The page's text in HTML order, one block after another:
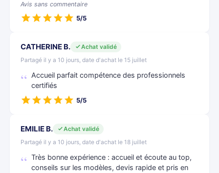
Avis sans commentaire
5/5
CATHERINE B.
Achat validé
Partagé il y a 10 jours, date d'achat le 15 juillet
Accueil parfait compétence des professionnels
certifiés
5/5
EMILIE B.
Achat validé
Partagé il y a 10 jours, date d'achat le 18 juillet
Très bonne expérience : accueil et écoute au top,
conseils sur les modèles, devis rapide et pris en